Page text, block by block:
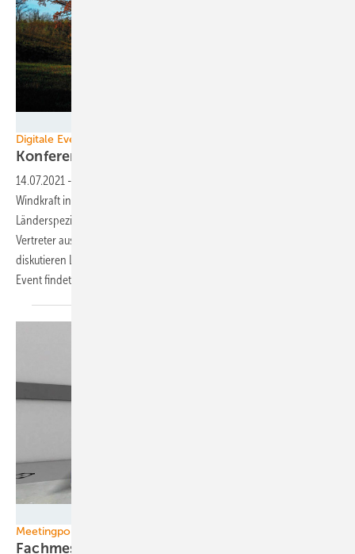
Digitale Events
Konferenzen zu Hessen und
14.07.2021 -
Windkraft in Hessen wiederzubeleben. Im Rahmen eines
Länderspezials des Bundesverbands Windenergie tauschen sich
Vertreter aus Politik und Windbranche intensiv hierzu aus und
diskutieren Lösungen, wie der Systemwechsel gelingen kann. Das
Eventfindet...
Meetingpoint Energy
Fachmesse für Energiethemen mit Konferenz